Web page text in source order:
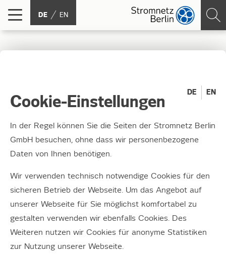
DE EN
Tag des offenen
Am 13. und 14. September gewähren wir im ehemaligen
Umformerwerk Wilhelmshavener Straße / Stromstraße
einen Blick hinter die Kulissen.
Der Standort zeigt exemplarisch die historische
Entwicklung der Elektrizitätsverteilung Berlins im
städtischen Umfeld. Anhand der dortigen Bauphasen
wird ein Rückblick in die Unternehmensgeschichte von
140 Jahren gewährt sowie die Chancen der
Cookie-Einstellungen
DE EN
In der Regel können Sie die Seiten der Stromnetz Berlin
GmbH besuchen, ohne dass wir personenbezogene
Daten von Ihnen benötigen.
Wir verwenden technisch notwendige Cookies für den
sicheren Betrieb der Webseite. Um das Angebot auf
unserer Webseite für Sie möglichst komfortabel zu
gestalten verwenden wir ebenfalls Cookies. Des
Weiteren nutzen wir Cookies für anonyme Statistiken
zur Nutzung unserer Webseite.